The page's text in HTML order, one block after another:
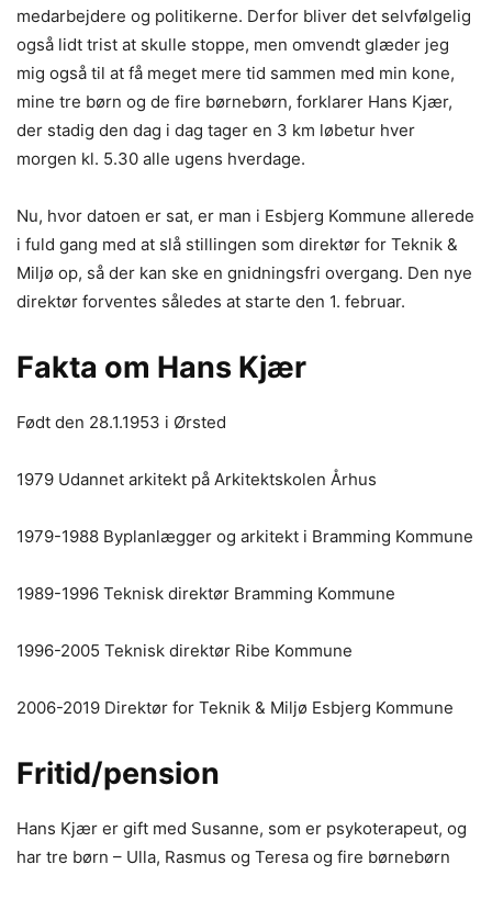
medarbejdere og politikerne. Derfor bliver det selvfølgelig
også lidt trist at skulle stoppe, men omvendt glæder jeg
mig også til at få meget mere tid sammen med min kone,
mine tre børn og de fire børnebørn, forklarer Hans Kjær,
der stadig den dag i dag tager en 3 km løbetur hver
morgen kl. 5.30 alle ugens hverdage.
Nu, hvor datoen er sat, er man i Esbjerg Kommune allerede
i fuld gang med at slå stillingen som direktør for Teknik &
Miljø op, så der kan ske en gnidningsfri overgang. Den nye
direktør forventes således at starte den 1. februar.
Fakta om Hans Kjær
Født den 28.1.1953 i Ørsted
1979 Udannet arkitekt på Arkitektskolen Århus
1979-1988 Byplanlægger og arkitekt i Bramming Kommune
1989-1996 Teknisk direktør Bramming Kommune
1996-2005 Teknisk direktør Ribe Kommune
2006-2019 Direktør for Teknik & Miljø Esbjerg Kommune
Fritid/pension
Hans Kjær er gift med Susanne, som er psykoterapeut, og
har tre børn – Ulla, Rasmus og Teresa og fire børnebørn